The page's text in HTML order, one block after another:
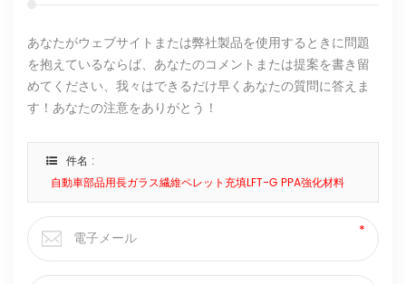
あなたがウェブサイトまたは弊社製品を使用するときに問題
を抱えているならば、あなたのコメントまたは提案を書き留
めてください、我々はできるだけ早くあなたの質問に答えま
す！あなたの注意をありがとう！
件名 :
自動車部品用長ガラス繊維ペレット充填LFT-G PPA強化材料